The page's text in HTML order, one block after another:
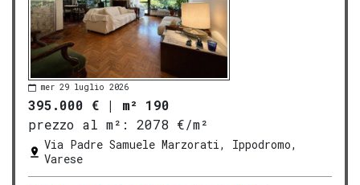
mer 29 luglio 2026
395.000 € | m² 190
prezzo al m²:
2078 €/m²
Via Padre Samuele Marzorati, Ippodromo,
Varese